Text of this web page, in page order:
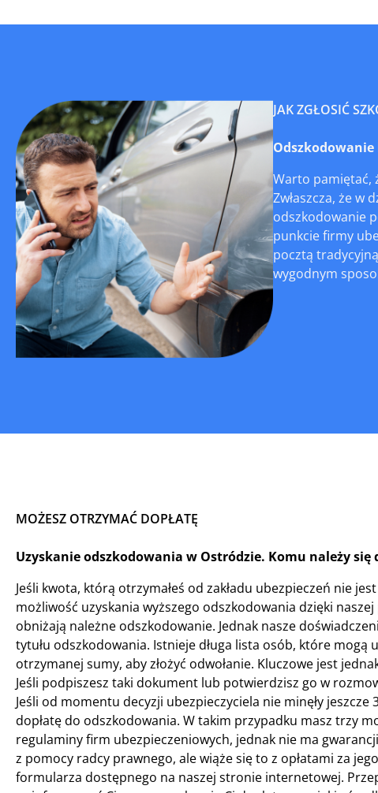
JAK ZGŁOSIĆ
Odszkodowanie
Warto pamiętać,
Zwłaszcza, że w
odszkodowanie
punkcie firmy
pocztą
wygodnym
MOŻESZ OTRZYMAĆ DOPŁATĘ
Uzyskanie odszkodowania w Ostródzie. Komu należy się
Jeśli kwota, którą otrzymałeś od zakładu ubezpieczeń nie
możliwość uzyskania wyższego odszkodowania dzięki
obniżają należne odszkodowanie. Jednak nasze
tytułu odszkodowania. Istnieje długa lista osób, które mogą
otrzymanej sumy, aby złożyć odwołanie. Kluczowe jest
Jeśli podpiszesz taki dokument lub potwierdzisz go w
Jeśli od momentu decyzji ubezpieczyciela nie minęły
dopłatę do odszkodowania. W takim przypadku masz trzy
regulaminy firm ubezpieczeniowych, jednak nie ma
z pomocy radcy prawnego, ale wiąże się to z opłatami za
formularza dostępnego na naszej stronie internetowej.